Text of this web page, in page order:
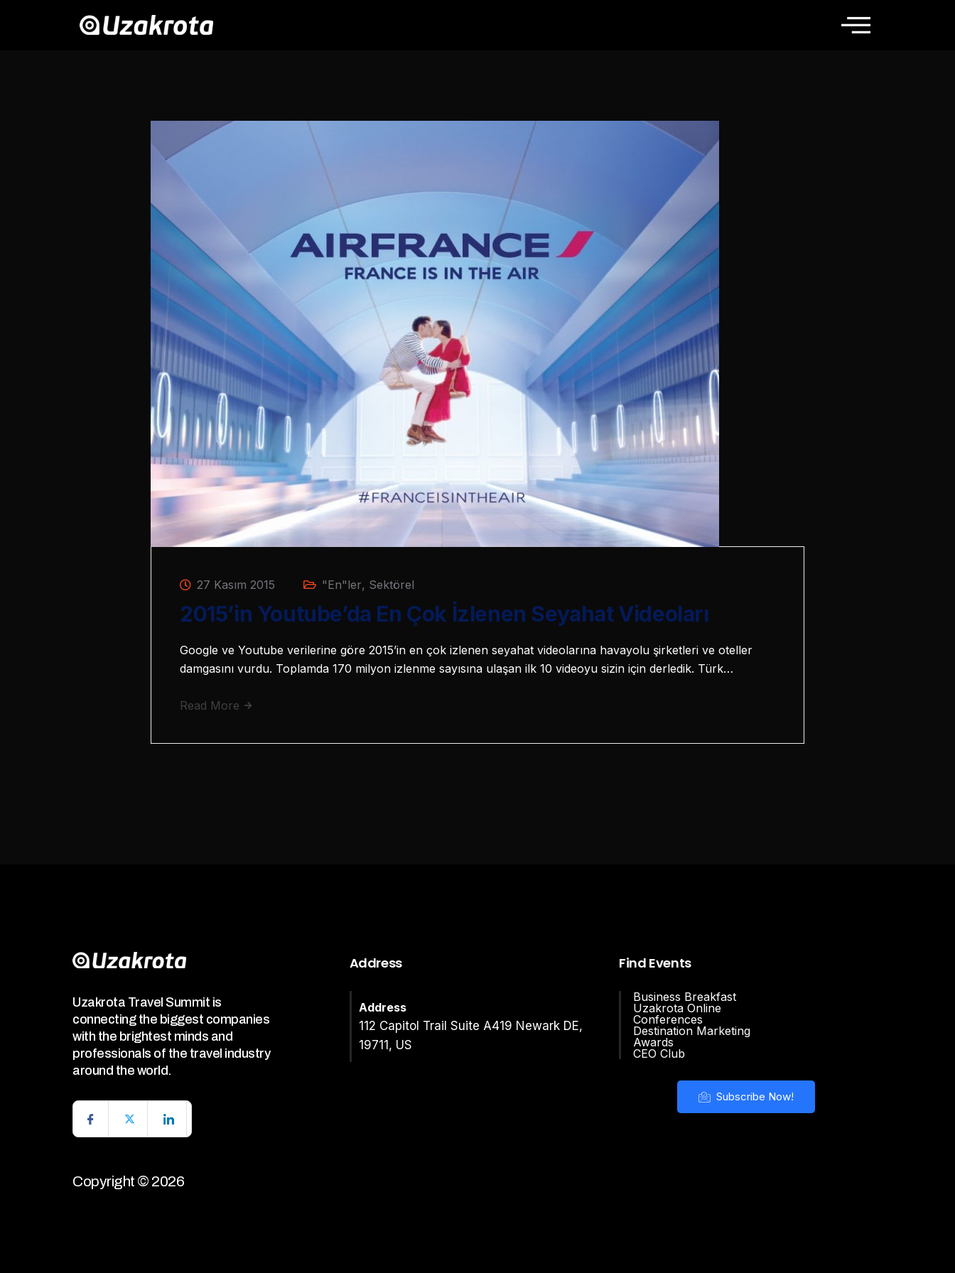
27 Kasım 2015 "En"ler, Sektörel
2015’in Youtube’da En Çok İzlenen Seyahat Videoları
Google ve Youtube verilerine göre 2015’in en çok izlenen seyahat videolarına havayolu şirketleri ve oteller
damgasını vurdu. Toplamda 170 milyon izlenme sayısına ulaşan ilk 10 videoyu sizin için derledik. Türk…
Read More
Uzakrota Travel Summit is
connecting the biggest companies
with the brightest minds and
professionals of the travel industry
around the world.
Copyright © 2026
Address
Address
112 Capitol Trail Suite A419 Newark DE,
19711, US
Find Events
Business Breakfast
Uzakrota Online
Conferences
Destination Marketing
Awards
CEO Club
Subscribe Now!